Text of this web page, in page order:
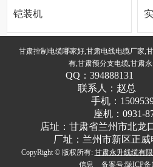
铠装机
甘肃控制电缆哪家好,甘肃电线电缆厂家,
有,甘肃预分支电缆,甘肃
QQ： 394888131
联系人： 赵总
手机：
座机： 0931-
店址： 甘肃省兰州市北龙
厂址：兰州市新区正威
CopyRight © 版权所有: 甘肃永升线缆有
信息
备案号:陇ICP备